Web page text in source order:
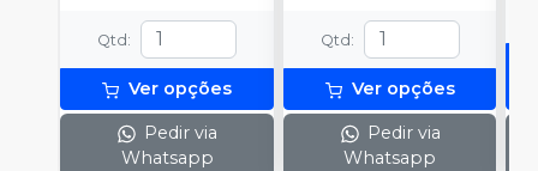
Qtd :
Ver opções
Pedir via
Whatsapp
Qtd :
Ver opções
Pedir via
Whatsapp